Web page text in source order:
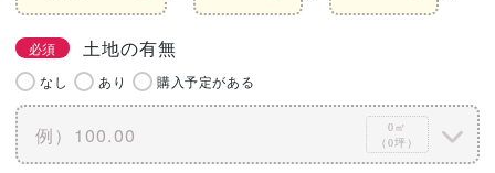
必須 土地の有無
なし あり 購入予定がある
0㎡
（0坪）